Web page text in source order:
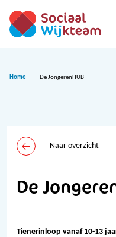
Home De JongerenHUB
Naar overzicht
De
Tienerinloop vanaf 10-13